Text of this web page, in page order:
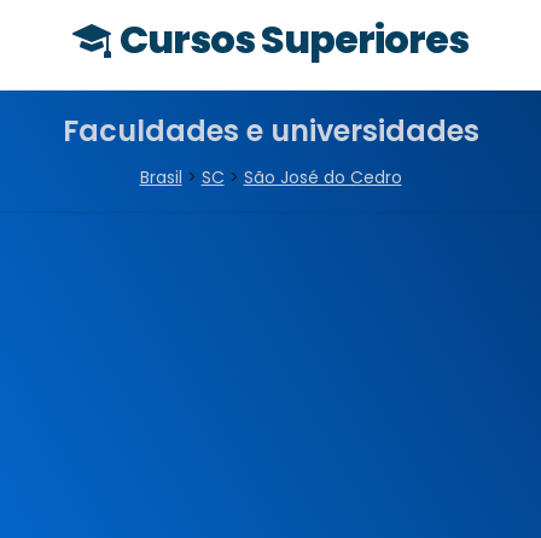
Cursos Superiores
Faculdades e universidades
Brasil > SC > São José do Cedro